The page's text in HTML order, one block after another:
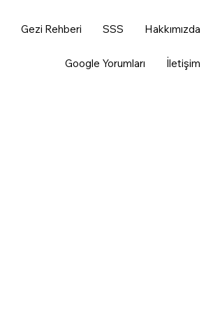
Gezi Rehberi SSS Hakkımızda
Google Yorumları İletişim